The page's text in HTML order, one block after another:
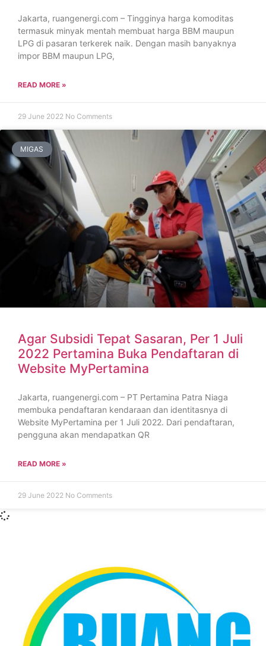
Jakarta, ruangenergi.com – Tingginya harga komoditas
termasuk minyak mentah membuat harga BBM maupun
LPG di pasaran terkerek naik. Dengan masih banyaknya
impor BBM maupun LPG,
READ MORE »
29 June 2022 No Comments
MIGAS
Agar Subsidi Tepat Sasaran, Per 1 Juli
2022 Pertamina Buka Pendaftaran di
Website MyPertamina
Jakarta, ruangenergi.com – PT Pertamina Patra Niaga
membuka pendaftaran kendaraan dan identitasnya di
Website MyPertamina per 1 Juli 2022. Dari pendaftaran,
pengguna akan mendapatkan QR
READ MORE »
29 June 2022 No Comments